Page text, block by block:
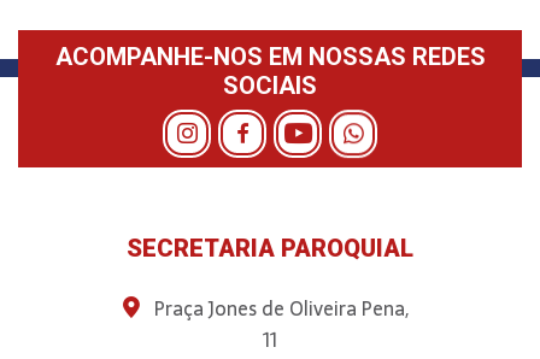
ACOMPANHE-NOS EM NOSSAS REDES
SOCIAIS
SECRETARIA PAROQUIAL
Praça Jones de Oliveira Pena,
11